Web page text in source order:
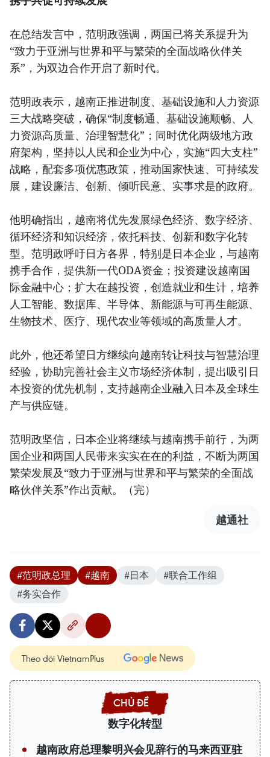
在总结发言中，范明政强调，两国已将关系提升为
“致力于亚洲与世界和平与繁荣的全面战略伙伴关
系”，为双边合作开启了新时代。
范明政表示，越南正推进制度、基础设施和人力资源
三大战略突破，确保“制度畅通、基础设施顺畅、人
力资源高质量、治理智慧化”；同时优化两级地方政
府架构，坚持以人民和企业为中心，实施“四大支柱”
战略，配套多项优惠政策，推动国家快速、可持续发
展，建设廉洁、创新、倾听民意、实事求是的政府。
他明确指出，越南将优先发展绿色经济、数字经济、
循环经济和知识经济，依托科技、创新和数字化转
型。范明政呼吁日方各界，特别是日本企业，与越南
携手合作，提供新一代ODA资金；投资建设越南国
际金融中心；扩大在越投资，创造就业和生计，培养
人工智能、数据库、半导体、新能源与可再生能源、
生物技术、医疗、现代农业等领域的高质量人才。
此外，他还希望日方继续向越南转让科技与智慧治理
经验，协助完善社会主义市场经济体制，提出吸引日
本投资的优先机制，支持越南企业融入日本及全球生
产与供应链。
范明政坚信，日本企业将继续与越南携手前行，为两
国企业和两国人民带来实实在在的利益，不断为两国
繁荣发展及“致力于亚洲与世界和平与繁荣的全面战
略伙伴关系”作出贡献。（完）
越通社
#范明政总理 #越南 #日本
#联合工作组
#务实合作
Theo dõi VietnamPlus
数字化转型
越南政府总理黎明兴会见辞行的马来西亚驻